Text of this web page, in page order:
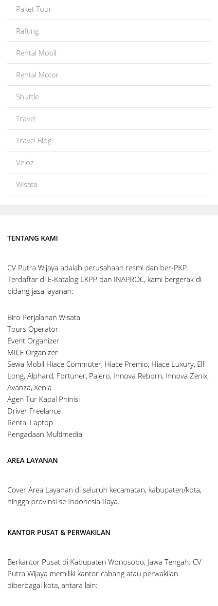
Paket Tour
Rafting
Rental Mobil
Rental Motor
Shuttle
Travel
Travel Blog
Veloz
Wisata
TENTANG KAMI
CV Putra Wijaya adalah perusahaan resmi dan ber-PKP.
Terdaftar di E-Katalog LKPP dan INAPROC, kami bergerak di
bidang jasa layanan:
Biro Perjalanan Wisata
Tours Operator
Event Organizer
MICE Organizer
Sewa Mobil Hiace Commuter, Hiace Premio, Hiace Luxury, Elf
Long, Alphard, Fortuner, Pajero, Innova Reborn, Innova Zenix,
Avanza, Xenia
Agen Tur Kapal Phinisi
Driver Freelance
Rental Laptop
Pengadaan Multimedia
AREA LAYANAN
Cover Area Layanan di seluruh kecamatan, kabupaten/kota,
hingga provinsi se Indonesia Raya.
KANTOR PUSAT & PERWAKILAN
Berkantor Pusat di Kabupaten Wonosobo, Jawa Tengah. CV
Putra Wijaya memiliki kantor cabang atau perwakilan
diberbagai kota, antara lain: